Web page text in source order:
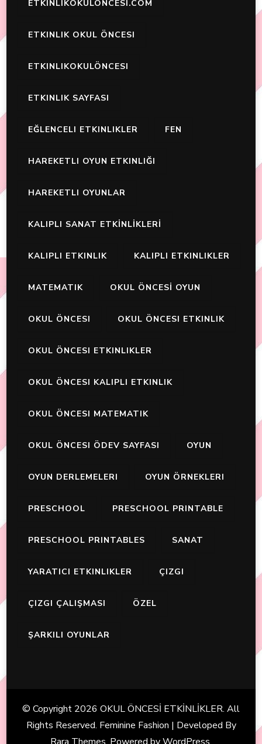
ETKINLIKOKULONCESI.COM
ETKINLIK OKUL ÖNCESI
ETKINLIKOKULÖNCESI
ETKINLIK SAYFASI
EĞLENCELI ETKINLIKLER FEN
HAREKETLI OYUN ETKINLIĞI
HAREKETLI OYUNLAR
KALIPLI SANAT ETKİNLİKLERİ
KALIPLI ETKINLIK KALIPLI ETKINLIKLER
MATEMATIK OKUL ÖNCESİ OYUN
OKUL ÖNCESI OKUL ÖNCESI ETKINLIK
OKUL ÖNCESI ETKINLIKLER
OKUL ÖNCESI KALIPLI ETKINLIK
OKUL ÖNCESI MATEMATIK
OKUL ÖNCESI ÖDEV SAYFASI OYUN
OYUN DERLEMELERI OYUN ÖRNEKLERI
PRESCHOOL PRESCHOOL PRINTABLE
PRESCHOOL PRINTABLES SANAT
YARATICI ETKINLIKLER ÇIZGI
ÇIZGI ÇALIŞMASI ÖZEL
ŞARKILI OYUNLAR
© Copyright 2026 OKUL ÖNCESİ ETKİNLİKLER. All
Rights Reserved. Feminine Fashion | Developed By